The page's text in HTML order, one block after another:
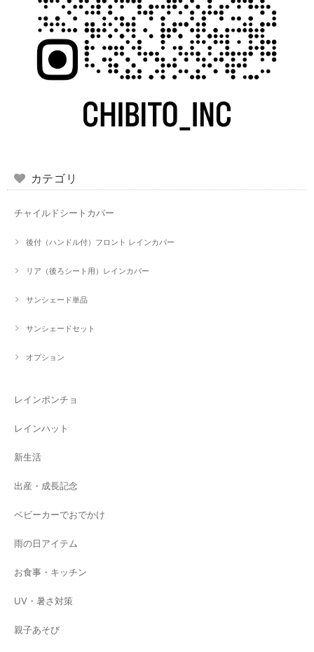
カテゴリ
チャイルドシートカバー
後付（ハンドル付）フロント レインカバー
リア（後ろシート用）レインカバー
サンシェード単品
サンシェードセット
オプション
レインポンチョ
レインハット
新生活
出産・成長記念
ベビーカーでおでかけ
雨の日アイテム
お食事・キッチン
UV・暑さ対策
親子あそび